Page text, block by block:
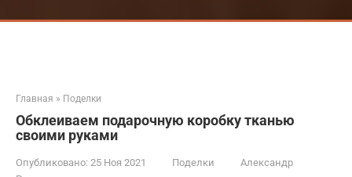
Главная » Поделки
Обклеиваем подарочную коробку тканью
своими руками
Опубликовано: 25 Ноя 2021 Поделки
Александр